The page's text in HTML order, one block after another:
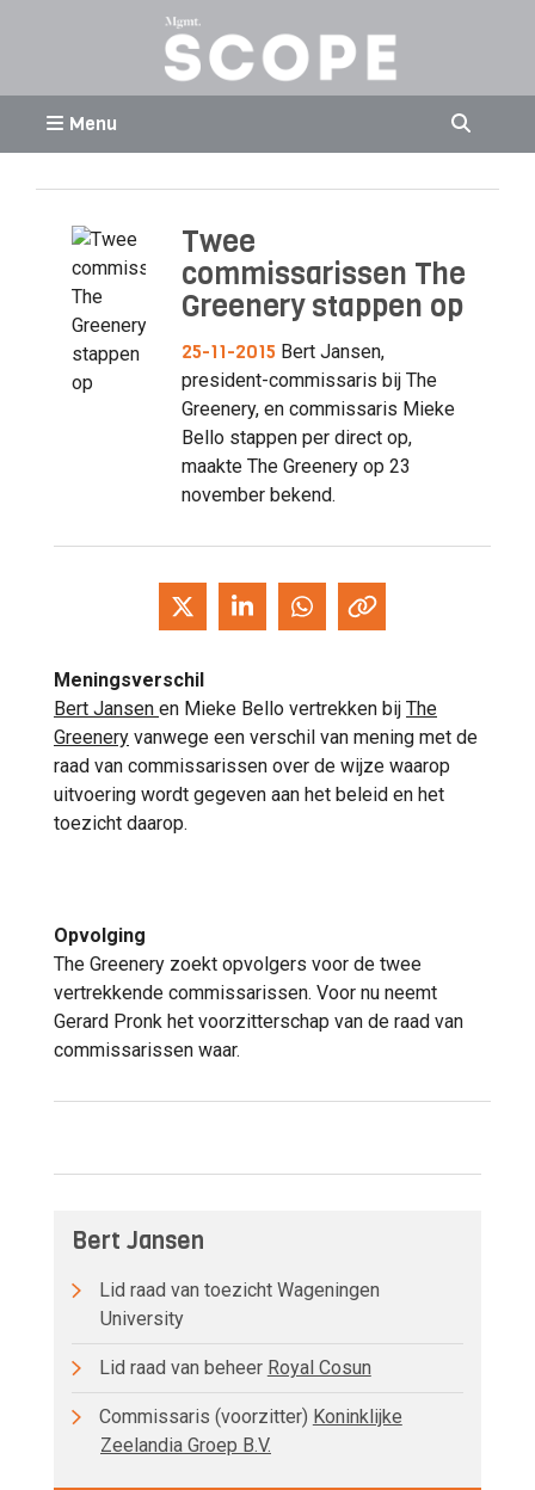
Menu
Twee
commissarissen The
Greenery stappen op
25-11-2015 Bert Jansen,
president-commissaris bij The
Greenery, en commissaris Mieke
Bello stappen per direct op,
maakte The Greenery op 23
november bekend.
Meningsverschil
Bert Jansen en Mieke Bello vertrekken bij The
Greenery vanwege een verschil van mening met de
raad van commissarissen over de wijze waarop
uitvoering wordt gegeven aan het beleid en het
toezicht daarop.
Opvolging
The Greenery zoekt opvolgers voor de twee
vertrekkende commissarissen. Voor nu neemt
Gerard Pronk het voorzitterschap van de raad van
commissarissen waar.
Bert Jansen
Lid raad van toezicht Wageningen
University
Lid raad van beheer Royal Cosun
Commissaris (voorzitter) Koninklijke
Zeelandia Groep B.V.